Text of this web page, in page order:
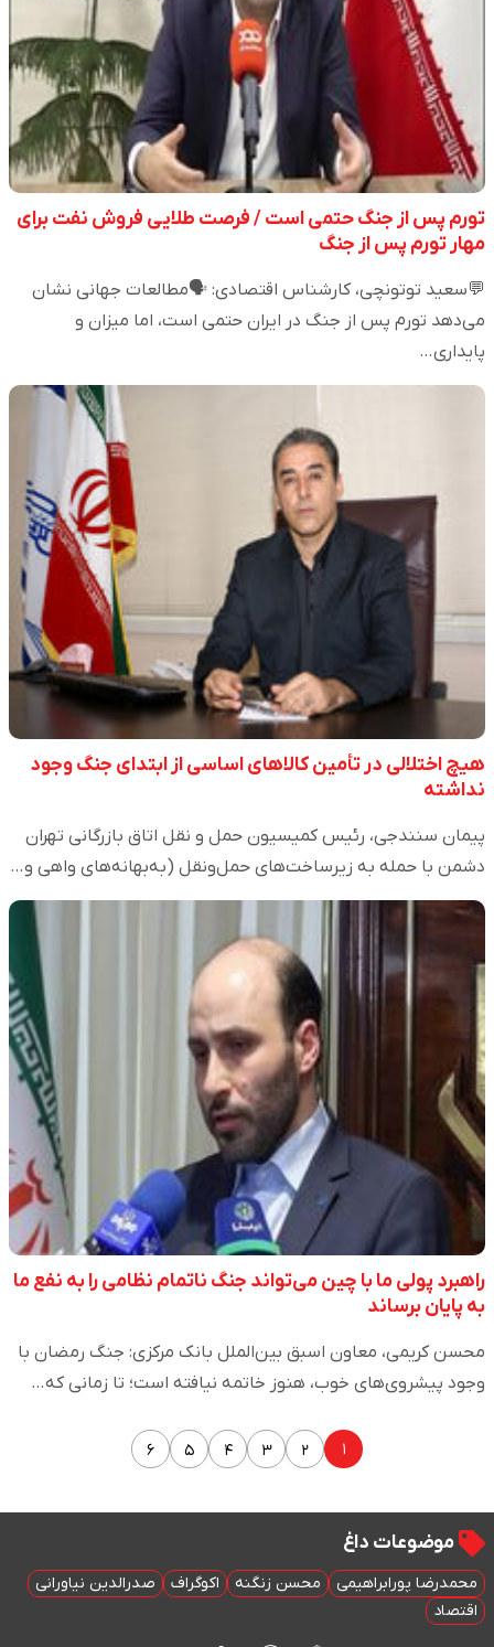
تورم پس از جنگ حتمی است / فرصت طلایی فروش نفت برای
مهار تورم پس از جنگ
💬سعید توتونچی، کارشناس اقتصادی: 🗣️مطالعات جهانی نشان
می‌دهد تورم پس از جنگ در ایران حتمی است، اما میزان و
پایداری…
هیچ اختلالی در تأمین کالاهای اساسی از ابتدای جنگ وجود
نداشته
پیمان سنندجی، رئیس کمیسیون حمل و نقل اتاق بازرگانی تهران
دشمن با حمله به زیرساخت‌های حمل‌ونقل (به‌بهانه‌های واهی و…
راهبرد پولی ما با چین می‌تواند جنگ ناتمام نظامی را به نفع ما
به پایان برساند
محسن کریمی، معاون اسبق بین‌الملل بانک مرکزی: جنگ رمضان با
وجود پیشروی‌های خوب، هنوز خاتمه نیافته است؛ تا زمانی که…
۱ ۲ ۳ ۴ ۵ ۶
موضوعات داغ
محمدرضا پورابراهیمی محسن زنگنه اکوگراف
صدرالدین نیاورانی
اقتصاد